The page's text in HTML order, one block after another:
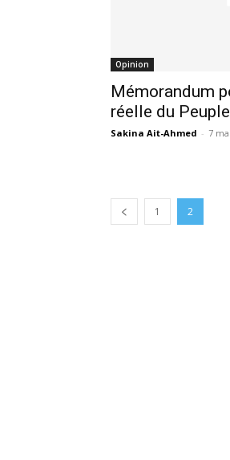
Opinion
Mémorandum
réelle du
Sakina Ait-Ahmed - 7
1 2